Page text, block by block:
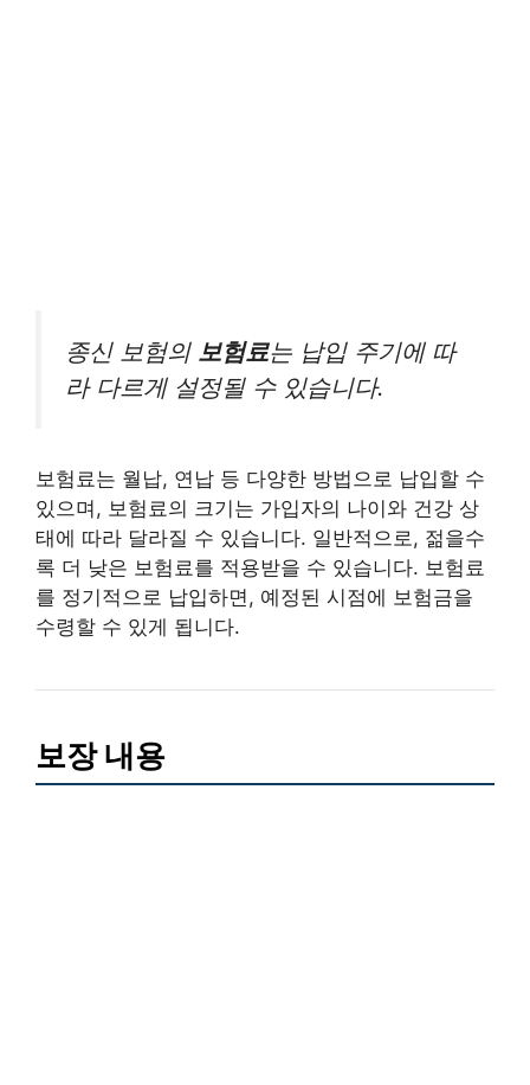
종신 보험의 보험료는 납입 주기에 따
라 다르게 설정될 수 있습니다.
보험료는 월납, 연납 등 다양한 방법으로 납입할 수
있으며, 보험료의 크기는 가입자의 나이와 건강 상
태에 따라 달라질 수 있습니다. 일반적으로, 젊을수
록 더 낮은 보험료를 적용받을 수 있습니다. 보험료
를 정기적으로 납입하면, 예정된 시점에 보험금을
수령할 수 있게 됩니다.
보장 내용